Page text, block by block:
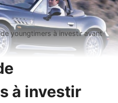
youngtimers à investir avant
à investir